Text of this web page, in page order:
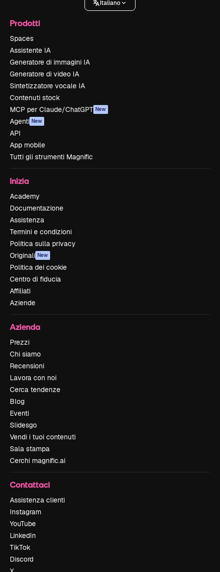
Italiano
Prodotti
Spaces
Assistente IA
Generatore di immagini IA
Generatore di video IA
Sintetizzatore vocale IA
Contenuti stock
MCP per Claude/ChatGPT New
Agenti New
API
App mobile
Tutti gli strumenti Magnific
Inizia
Academy
Documentazione
Assistenza
Termini e condizioni
Politica sulla privacy
Originali New
Politica dei cookie
Centro di fiducia
Affiliati
Aziende
Azienda
Prezzi
Chi siamo
Recensioni
Lavora con noi
Cerca tendenze
Blog
Eventi
Slidesgo
Vendi i tuoi contenuti
Sala stampa
Cerchi magnific.ai
Contattaci
Assistenza clienti
Instagram
YouTube
LinkedIn
TikTok
Discord